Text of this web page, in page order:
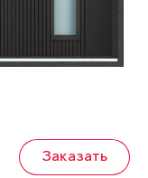
Заказать